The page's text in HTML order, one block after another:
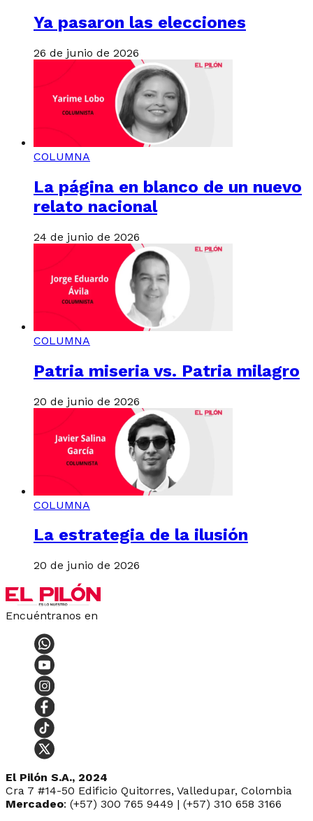
Ya pasaron las elecciones
26 de junio de 2026
COLUMNA
La página en blanco de un nuevo
relato nacional
24 de junio de 2026
COLUMNA
Patria miseria vs. Patria milagro
20 de junio de 2026
COLUMNA
La estrategia de la ilusión
20 de junio de 2026
Encuéntranos en
El Pilón S.A., 2024
Cra 7 #14-50 Edificio Quitorres, Valledupar, Colombia
Mercadeo: (+57) 300 765 9449 | (+57) 310 658 3166